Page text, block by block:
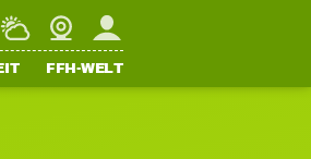
WetterWebcamMein FFH
FFH-WELT